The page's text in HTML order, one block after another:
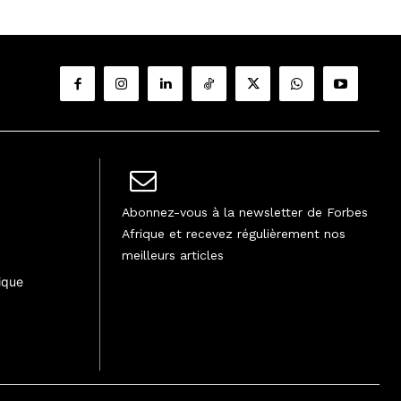
Abonnez-vous à la newsletter de Forbes
Afrique et recevez régulièrement nos
meilleurs articles